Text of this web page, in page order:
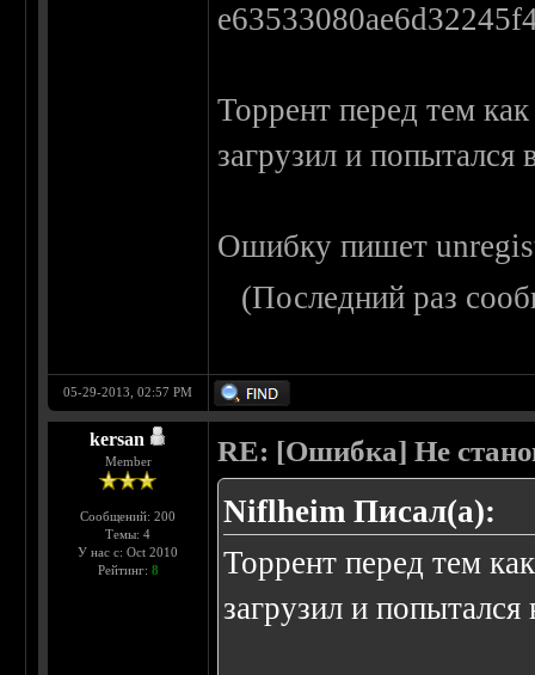
Торрент перед тем
загрузил и попытался
Ошибку пишет
(Последний раз
05-29-2013, 02:57 PM
kersan
Member
Сообщений: 200
Темы: 4
У нас с: Oct 2010
Рейтинг: 8
RE: [Ошибка] Не
Niflheim Писал(а):
Торрент перед тем
загрузил и попытался